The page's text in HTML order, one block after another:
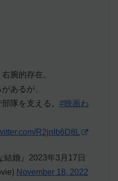
腕的存在。
あるが、
隊を支える。 #映画わ
R2jnlb6D8L
婚』2023年3月17日
November 18, 2022